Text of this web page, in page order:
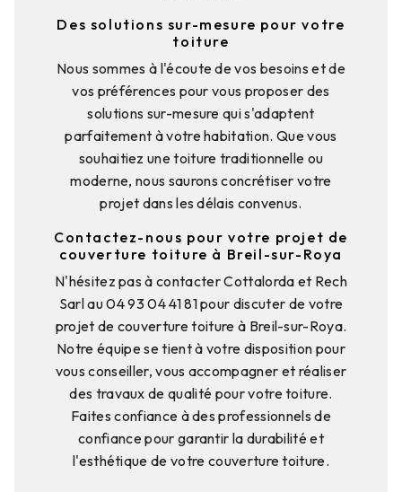
Des solutions sur-mesure pour votre
toiture
Nous sommes à l'écoute de vos besoins et de
vos préférences pour vous proposer des
solutions sur-mesure qui s'adaptent
parfaitement à votre habitation. Que vous
souhaitiez une toiture traditionnelle ou
moderne, nous saurons concrétiser votre
projet dans les délais convenus.
Contactez-nous pour votre projet de
couverture toiture à Breil-sur-Roya
N'hésitez pas à contacter Cottalorda et Rech
Sarl au 04 93 04 41 81 pour discuter de votre
projet de couverture toiture à Breil-sur-Roya.
Notre équipe se tient à votre disposition pour
vous conseiller, vous accompagner et réaliser
des travaux de qualité pour votre toiture.
Faites confiance à des professionnels de
confiance pour garantir la durabilité et
l'esthétique de votre couverture toiture.